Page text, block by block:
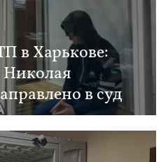
в Харькове:
Николая
в суд